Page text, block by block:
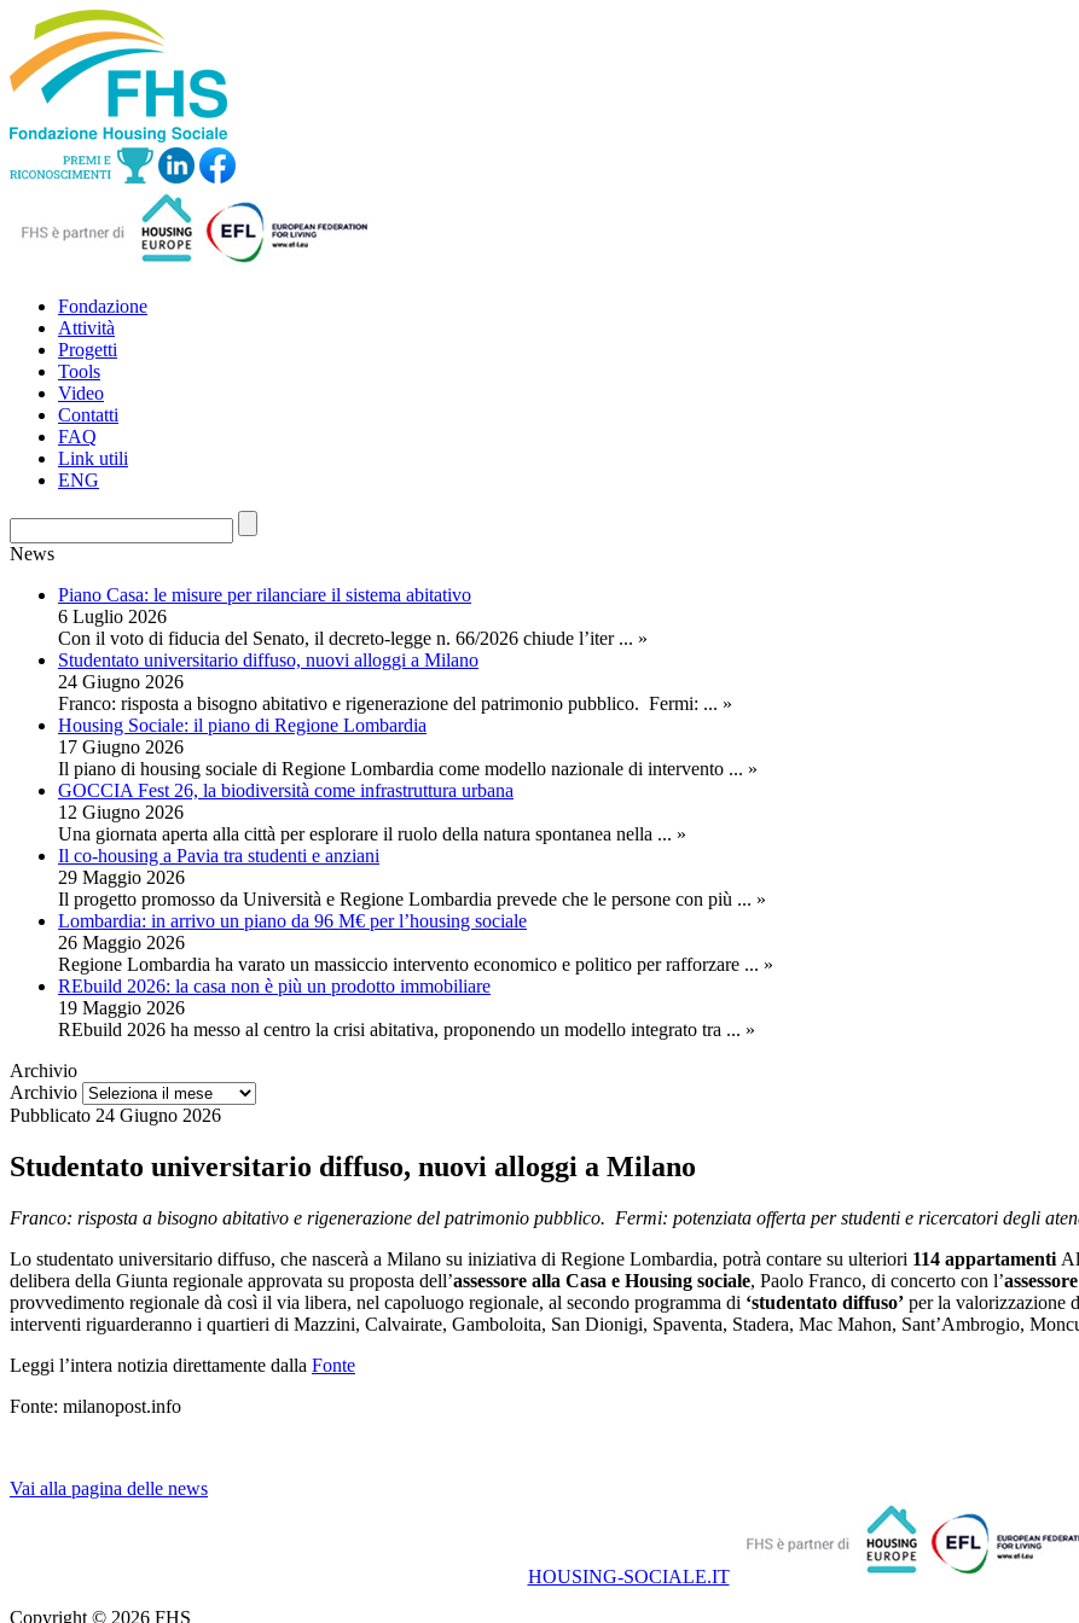
Fondazione
Attività
Progetti
Tools
Video
Contatti
FAQ
Link utili
ENG
News
Piano Casa: le misure per rilanciare il sistema abitativo
6 Luglio 2026
Con il voto di fiducia del Senato, il decreto-legge n. 66/2026 chiude l’iter ... »
Studentato universitario diffuso, nuovi alloggi a Milano
24 Giugno 2026
Franco: risposta a bisogno abitativo e rigenerazione del patrimonio pubblico. Fermi: ... »
Housing Sociale: il piano di Regione Lombardia
17 Giugno 2026
Il piano di housing sociale di Regione Lombardia come modello nazionale di intervento ... »
GOCCIA Fest 26, la biodiversità come infrastruttura urbana
12 Giugno 2026
Una giornata aperta alla città per esplorare il ruolo della natura spontanea nella ... »
Il co-housing a Pavia tra studenti e anziani
29 Maggio 2026
Il progetto promosso da Università e Regione Lombardia prevede che le persone con più ... »
Lombardia: in arrivo un piano da 96 M€ per l’housing sociale
26 Maggio 2026
Regione Lombardia ha varato un massiccio intervento economico e politico per rafforzare ... »
REbuild 2026: la casa non è più un prodotto immobiliare
19 Maggio 2026
REbuild 2026 ha messo al centro la crisi abitativa, proponendo un modello integrato tra ... »
Archivio
Archivio
Pubblicato 24 Giugno 2026
Studentato universitario diffuso, nuovi alloggi a Milano
Franco: risposta a bisogno abitativo e rigenerazione del patrimonio pubblico. Fermi: potenziata offerta per studenti e ricercatori degli
Lo studentato universitario diffuso, che nascerà a Milano su iniziativa di Regione Lombardia, potrà contare su ulteriori 114 appartamenti
delibera della Giunta regionale approvata su proposta dell’assessore alla Casa e Housing sociale, Paolo Franco, di concerto con l’
provvedimento regionale dà così il via libera, nel capoluogo regionale, al secondo programma di ‘studentato diffuso’ per la valorizzazione
interventi riguarderanno i quartieri di Mazzini, Calvairate, Gamboloita, San Dionigi, Spaventa, Stadera, Mac Mahon, Sant’Ambrogio,
Leggi l’intera notizia direttamente dalla Fonte
Fonte: milanopost.info
Vai alla pagina delle news
HOUSING-SOCIALE.IT
Copyright © 2026 FHS